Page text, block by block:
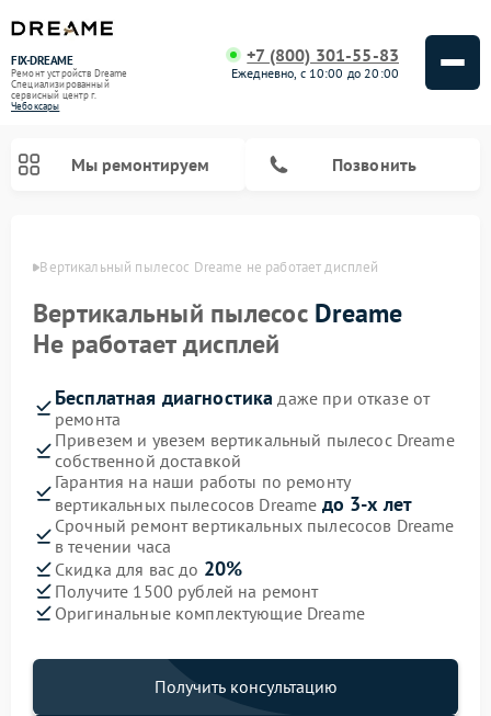
FIX-DREAME
Ремонт устройств Dreame
Специализированный
cервисный центр г.
Чебоксары
+7 (800) 301-55-83
Ежедневно, с 10:00 до 20:00
Мы ремонтируем Позвонить
Вертикальный пылесос Dreame не работает дисплей
Вертикальный пылесос Dreame
Не работает дисплей
Бесплатная диагностика даже при отказе от
ремонта
Привезем и увезем вертикальный пылесос Dreame
собственной доставкой
Гарантия на наши работы по ремонту
вертикальных пылесосов Dreame до 3-х лет
Срочный ремонт вертикальных пылесосов Dreame
в течении часа
Скидка для вас до 20%
Получите 1500 рублей на ремонт
Оригинальные комплектующие Dreame
Получить консультацию